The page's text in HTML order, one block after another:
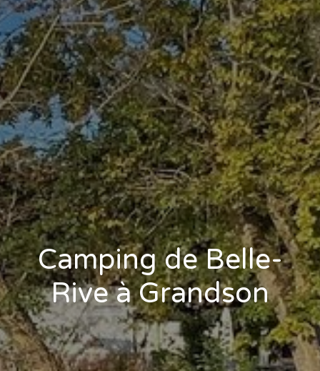
Camping de Belle-
Rive à Grandson